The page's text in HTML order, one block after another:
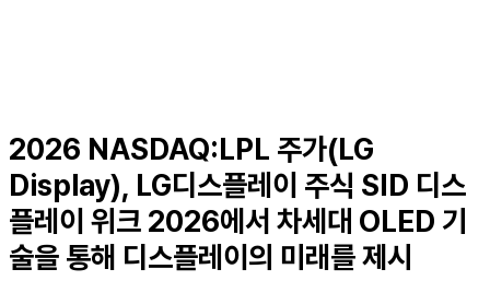
2026 NASDAQ:LPL 주가(LG
Display), LG디스플레이 주식 SID 디스
플레이 위크 2026에서 차세대 OLED 기
술을 통해 디스플레이의 미래를 제시